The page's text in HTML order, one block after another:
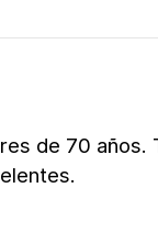
de 70 años.